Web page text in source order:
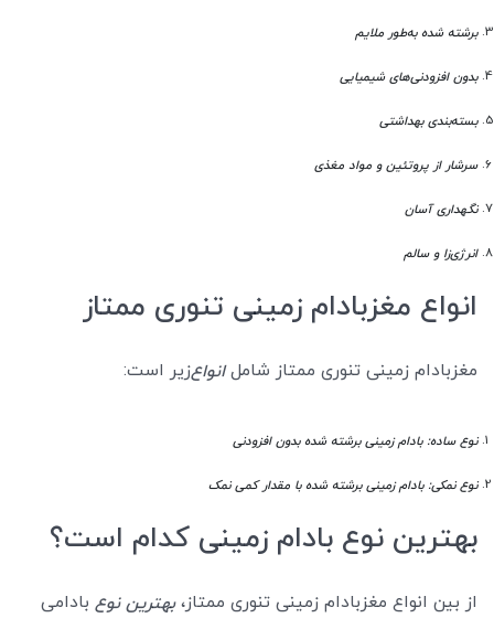
برشته شده به‌طور ملایم
بدون افزودنی‌های شیمیایی
بسته‌بندی بهداشتی
سرشار از پروتئین و مواد مغذی
نگهداری آسان
انرژی‌زا و سالم
انواع مغزبادام زمینی تنوری ممتاز
مغزبادام زمینی تنوری ممتاز شاملانواعزیر است:
نوع ساده: بادام زمینی برشته شده بدون افزودنی
نوع نمکی: بادام زمینی برشته شده با مقدار کمی نمک
بهترین نوع بادام زمینی کدام است؟
از بین انواع مغزبادام زمینی تنوری ممتاز،بهترین نوع بادامی